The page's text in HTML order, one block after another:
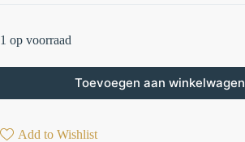
1 op voorraad
Toevoegen aan winkelwagen
Add to Wishlist